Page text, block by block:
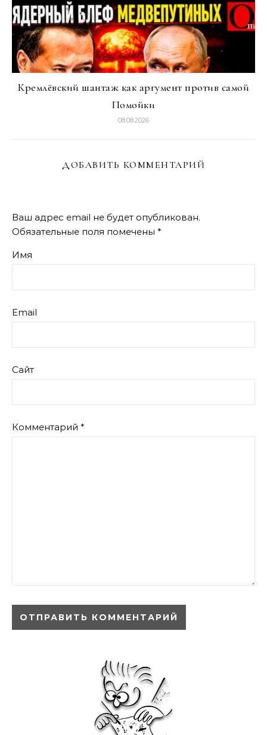
Кремлёвский шантаж как аргумент против самой
Помойки
08.08.2026
ДОБАВИТЬ КОММЕНТАРИЙ
Ваш адрес email не будет опубликован.
Обязательные поля помечены *
Имя
Email
Сайт
Комментарий *